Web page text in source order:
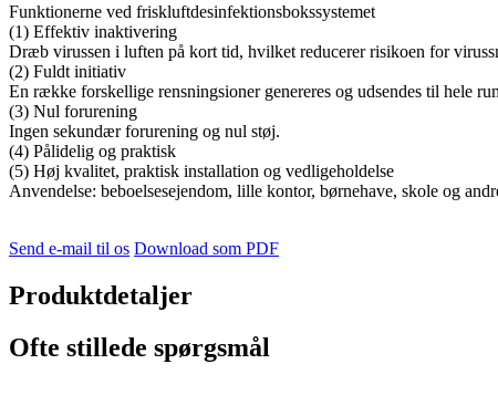
Funktionerne ved friskluftdesinfektionsbokssystemet
(1) Effektiv inaktivering
Dræb virussen i luften på kort tid, hvilket reducerer risikoen for
(2) Fuldt initiativ
En række forskellige rensningsioner genereres og udsendes til hele
(3) Nul forurening
Ingen sekundær forurening og nul støj.
(4) Pålidelig og praktisk
(5) Høj kvalitet, praktisk installation og vedligeholdelse
Anvendelse: beboelsesejendom, lille kontor, børnehave, skole og
Send e-mail til os Download som PDF
Produktdetaljer
Ofte stillede spørgsmål